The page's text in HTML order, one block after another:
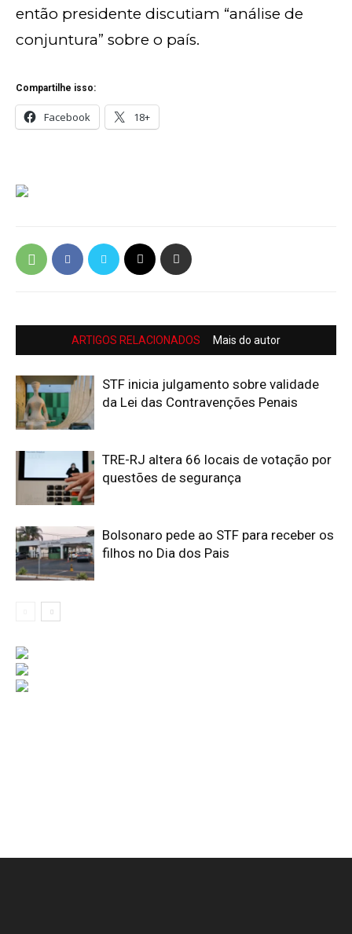
então presidente discutiam “análise de
conjuntura” sobre o país.
Compartilhe isso:
Facebook 18+
ARTIGOS RELACIONADOS Mais do autor
STF inicia julgamento sobre validade
da Lei das Contravenções Penais
TRE-RJ altera 66 locais de votação por
questões de segurança
Bolsonaro pede ao STF para receber os
filhos no Dia dos Pais